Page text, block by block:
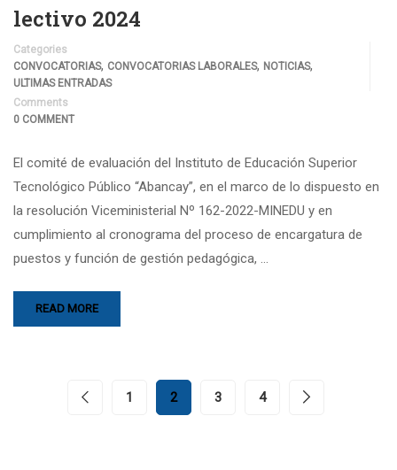
lectivo 2024
Categories
CONVOCATORIAS, CONVOCATORIAS LABORALES, NOTICIAS,
ULTIMAS ENTRADAS
Comments
0 COMMENT
El comité de evaluación del Instituto de Educación Superior
Tecnológico Público “Abancay”, en el marco de lo dispuesto en
la resolución Viceministerial Nº 162-2022-MINEDU y en
cumplimiento al cronograma del proceso de encargatura de
puestos y función de gestión pedagógica, …
READ MORE
1 2 3 4